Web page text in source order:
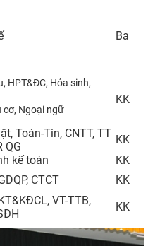
​Ba
HPT&ĐC, Hóa sinh,
cơ, Ngoại ngữ
​KK
Toán-Tin, CNTT, TT
QG
​KK
kế toán
​KK
CTCT
​KK
VT-TTB,
​KK